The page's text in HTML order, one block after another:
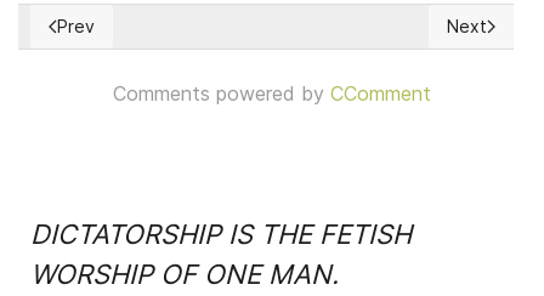
Previous article: On Democracy
Prev Next
Next
Comments powered by CComment
DICTATORSHIP IS THE FETISH
WORSHIP OF ONE MAN.